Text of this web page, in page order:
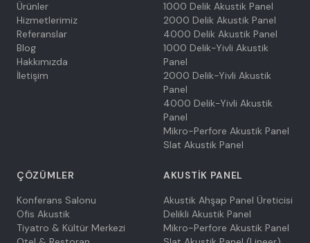
Ürünler
Hizmetlerimiz
Referanslar
Blog
Hakkımızda
İletişim
1000 Delik Akustik Panel
2000 Delik Akustik Panel
4000 Delik Akustik Panel
1000 Delik-Yivli Akustik
Panel
2000 Delik-Yivli Akustik
Panel
4000 Delik-Yivli Akustik
Panel
Mikro-Perfore Akustik Panel
Slat Akustik Panel
ÇÖZÜMLER
Konferans Salonu
Ofis Akustik
Tiyatro & Kültür Merkezi
AKUSTIK PANEL
Akustik Ahşap Panel Üreticisi
Delikli Akustik Panel
Mikro-Perfore Akustik Panel